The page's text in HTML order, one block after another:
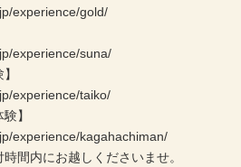
experience/gold/
experience/suna/
experience/taiko/
】
experience/kagahachiman/
間内にお越しくださいませ。